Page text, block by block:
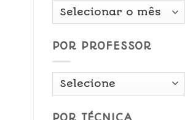
Por
POR PROFESSOR